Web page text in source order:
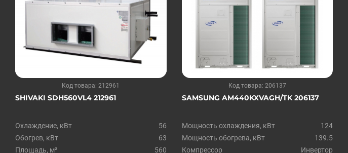
Код товара: 212961
SHIVAKI SDH560VL4 212961
Охлаждение, кВт
56
Обогрев, кВт
63
Площадь, м²
560
Код товара: 206137
SAMSUNG AM440KXVAGH/TK 206137
Мощность охлаждения, кВт
124
Мощность обогрева, кВт
139.5
Компрессор
Инвертор